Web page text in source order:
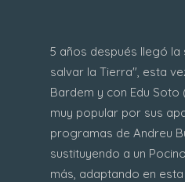
5 años después llegó la
salvar la Tierra", esta
Bardem y con Edu
muy popular por sus
programas de Andreu
sustituyendo a un
más, adaptando en